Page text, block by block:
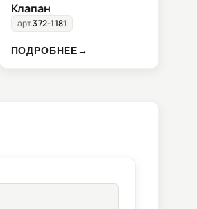
Клапан
арт.372-1181
ПОДРОБНЕЕ→